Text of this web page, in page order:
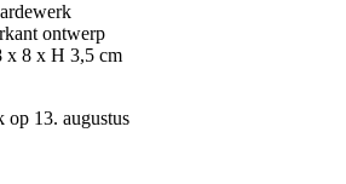
ontwerp
x 8 x H 3,5 cm
13. augustus